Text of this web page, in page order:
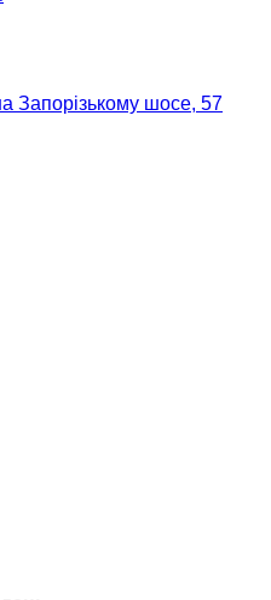
Запорізькому шосе, 57